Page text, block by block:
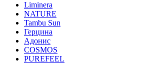
Liminera
NATURE
Tambu Sun
Герцина
Адонис
COSMOS
PUREFEEL